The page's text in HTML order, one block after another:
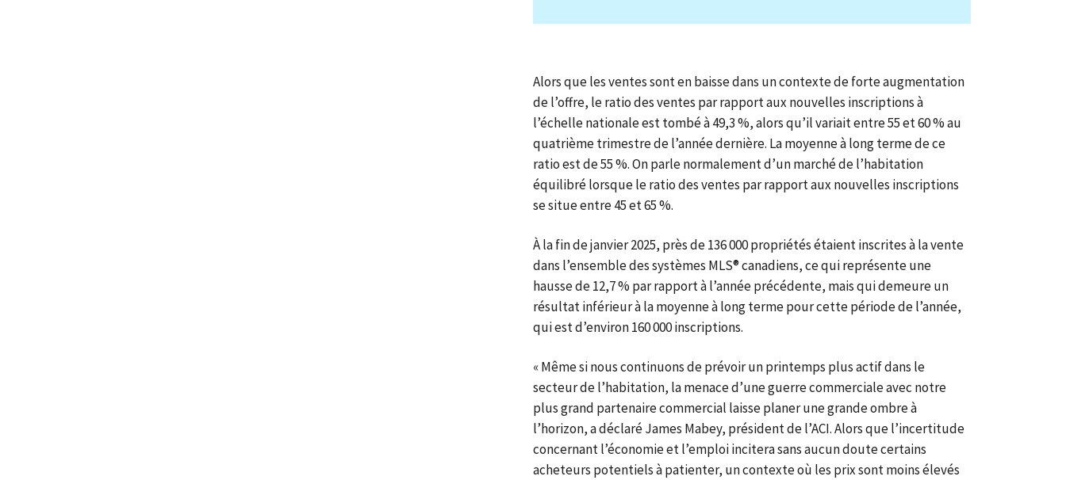
Alors que les ventes sont en baisse dans un contexte de forte augmentation
de l’offre, le ratio des ventes par rapport aux nouvelles inscriptions à
l’échelle nationale est tombé à 49,3 %, alors qu’il variait entre 55 et 60 % au
quatrième trimestre de l’année dernière. La moyenne à long terme de ce
ratio est de 55 %. On parle normalement d’un marché de l’habitation
équilibré lorsque le ratio des ventes par rapport aux nouvelles inscriptions
se situe entre 45 et 65 %.
À la fin de janvier 2025, près de 136 000 propriétés étaient inscrites à la vente
dans l’ensemble des systèmes MLS® canadiens, ce qui représente une
hausse de 12,7 % par rapport à l’année précédente, mais qui demeure un
résultat inférieur à la moyenne à long terme pour cette période de l’année,
qui est d’environ 160 000 inscriptions.
« Même si nous continuons de prévoir un printemps plus actif dans le
secteur de l’habitation, la menace d’une guerre commerciale avec notre
plus grand partenaire commercial laisse planer une grande ombre à
l’horizon, a déclaré James Mabey, président de l’ACI. Alors que l’incertitude
concernant l’économie et l’emploi incitera sans aucun doute certains
acheteurs potentiels à patienter, un contexte où les prix sont moins élevés